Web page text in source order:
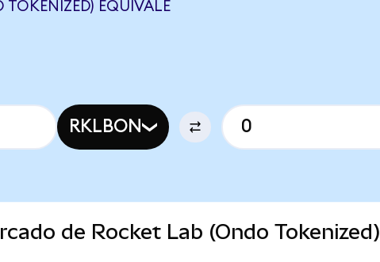
EQUIVALE
RKLBON
de Rocket Lab (Ondo Tokenized)